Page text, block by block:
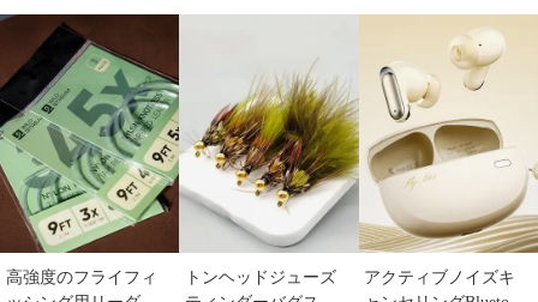
高強度のフライフィ
トンヘッドジューズ
アクティブノイズキ